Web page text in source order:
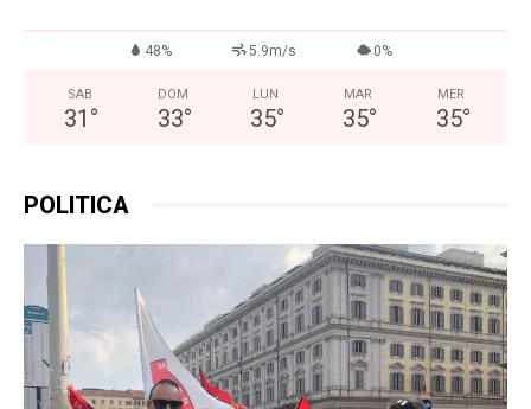
48% 5.9m/s 0%
SAB
31 °
DOM
33°
LUN
35°
MAR
35°
MER
35°
POLITICA